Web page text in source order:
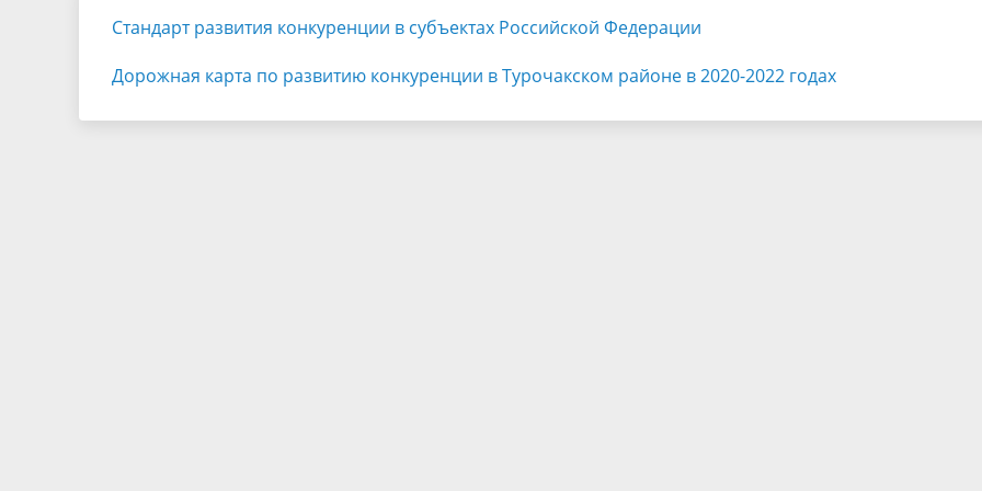
Стандарт развития конкуренции в субъектах Российской Федерации
Дорожная карта по развитию конкуренции в Турочакском районе в 2020-2022 годах